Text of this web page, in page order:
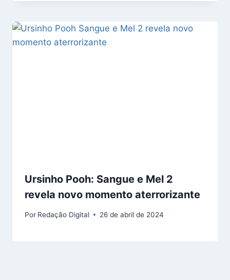
Ursinho Pooh: Sangue e Mel 2
revela novo momento aterrorizante
Por Redação Digital 26 de abril de 2024